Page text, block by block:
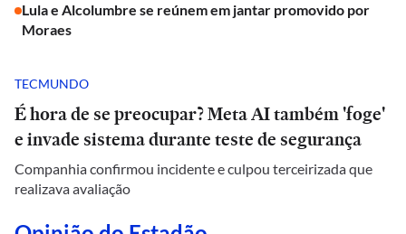
Lula e Alcolumbre se reúnem em jantar promovido por
Moraes
TECMUNDO
É hora de se preocupar? Meta AI também 'foge'
e invade sistema durante teste de segurança
Companhia confirmou incidente e culpou terceirizada que
realizava avaliação